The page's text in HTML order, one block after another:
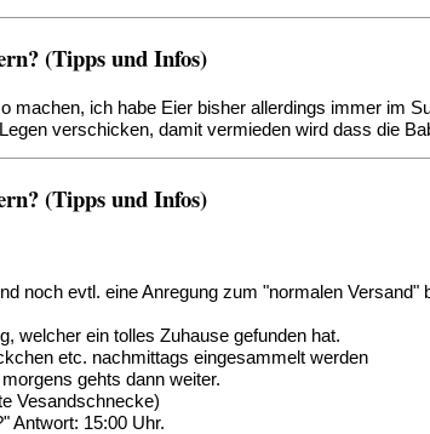
(Tipps und Infos)
machen, ich habe Eier bisher allerdings immer im
verschicken, damit vermieden wird dass die
(Tipps und Infos)
noch evtl. eine Anregung zum "normalen Versand"
welcher ein tolles Zuhause gefunden hat.
etc. nachmittags eingesammelt werden
gehts dann weiter.
Vesandschnecke)
Antwort: 15:00 Uhr.